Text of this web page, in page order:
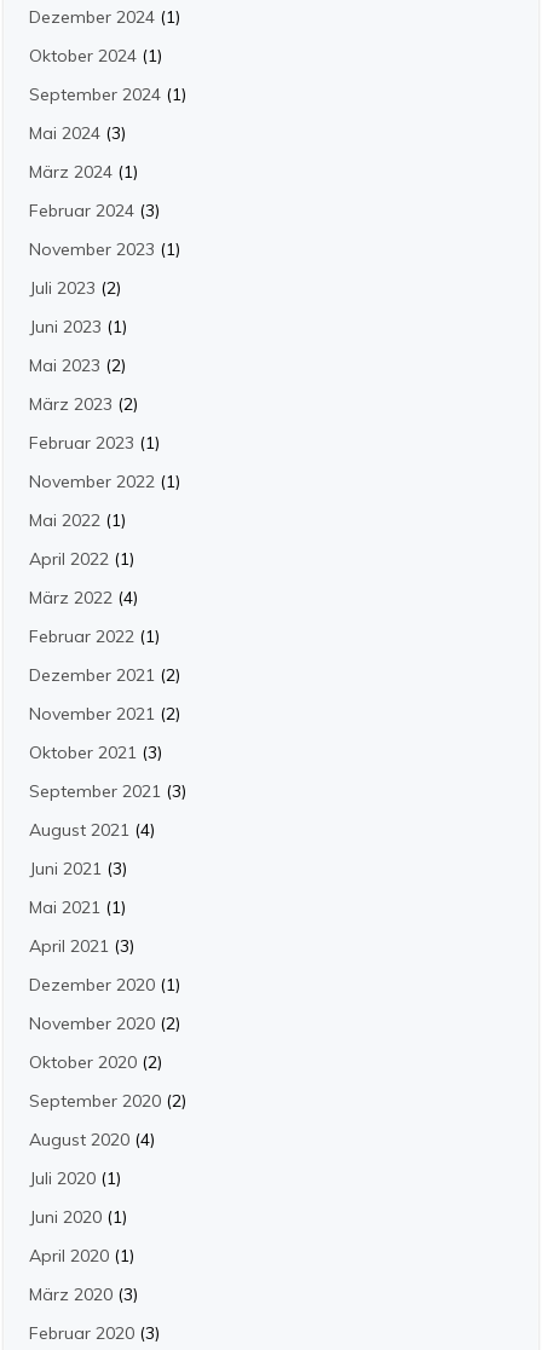
Dezember 2024 (1)
Oktober 2024 (1)
September 2024 (1)
Mai 2024 (3)
März 2024 (1)
Februar 2024 (3)
November 2023 (1)
Juli 2023 (2)
Juni 2023 (1)
Mai 2023 (2)
März 2023 (2)
Februar 2023 (1)
November 2022 (1)
Mai 2022 (1)
April 2022 (1)
März 2022 (4)
Februar 2022 (1)
Dezember 2021 (2)
November 2021 (2)
Oktober 2021 (3)
September 2021 (3)
August 2021 (4)
Juni 2021 (3)
Mai 2021 (1)
April 2021 (3)
Dezember 2020 (1)
November 2020 (2)
Oktober 2020 (2)
September 2020 (2)
August 2020 (4)
Juli 2020 (1)
Juni 2020 (1)
April 2020 (1)
März 2020 (3)
Februar 2020 (3)